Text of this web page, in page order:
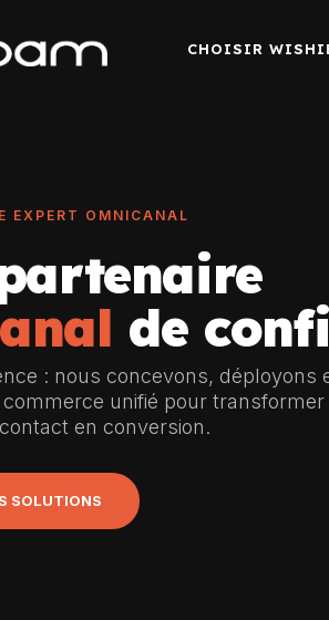
CHOISIR
EXPERT OMNICANAL
de
: nous concevons, déployons
unifié pour transformer
en conversion.
SOLUTIONS